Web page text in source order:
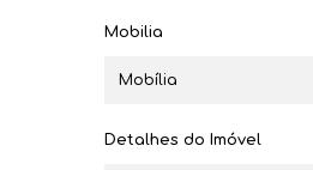
Mobilia
Mobília
Detalhes do Imóvel